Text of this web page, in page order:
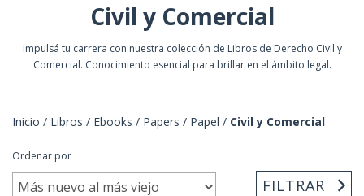
Civil y Comercial
Impulsá tu carrera con nuestra colección de Libros de Derecho Civil y
Comercial. Conocimiento esencial para brillar en el ámbito legal.
Inicio / Libros / Ebooks / Papers / Papel / Civil y Comercial
Ordenar por
FILTRAR